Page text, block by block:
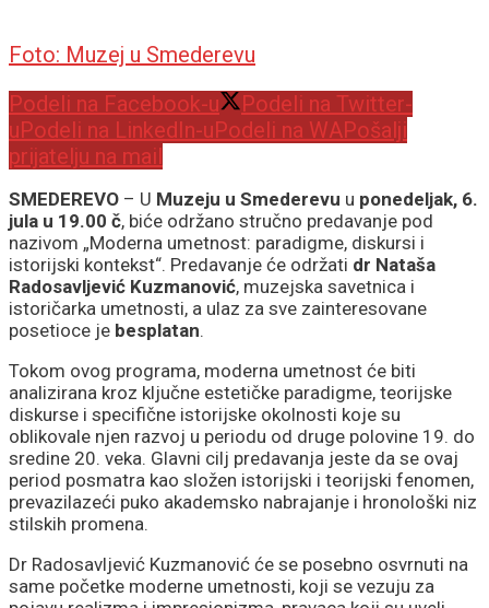
Foto: Muzej u Smederevu
Podeli na Facebook-u
Podeli na Twitter-
u Podeli na LinkedIn-u Podeli na WAPošalji
prijatelju na mail
SMEDEREVO – U Muzeju u Smederevu u ponedeljak, 6.
jula u 19.00 č, biće održano stručno predavanje pod
nazivom „Moderna umetnost: paradigme, diskursi i
istorijski kontekst“. Predavanje će održati dr Nataša
Radosavljević Kuzmanović, muzejska savetnica i
istoričarka umetnosti, a ulaz za sve zainteresovane
posetioce je besplatan.
Tokom ovog programa, moderna umetnost će biti
analizirana kroz ključne estetičke paradigme, teorijske
diskurse i specifične istorijske okolnosti koje su
oblikovale njen razvoj u periodu od druge polovine 19. do
sredine 20. veka. Glavni cilj predavanja jeste da se ovaj
period posmatra kao složen istorijski i teorijski fenomen,
prevazilazeći puko akademsko nabrajanje i hronološki niz
stilskih promena.
Dr Radosavljević Kuzmanović će se posebno osvrnuti na
same početke moderne umetnosti, koji se vezuju za